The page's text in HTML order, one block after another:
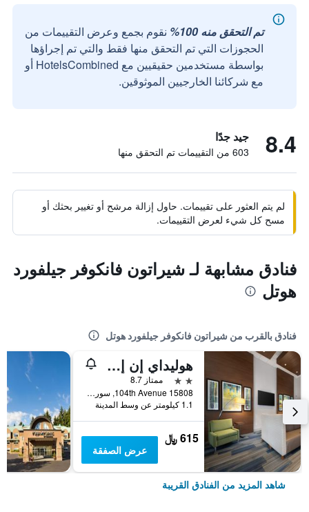
تم التحقق منه 100%
نقوم بجمع وعرض التقييمات من
الحجوزات التي تم التحقق منها فقط والتي تم إجراؤها
بواسطة مستخدمين حقيقيين مع HotelsCombined أو
مع شركائنا الخارجيين الموثوقين.
8.4 جيد جدًا
603 من التقييمات تم التحقق منها
لم يتم العثور على تقييمات. حاول إزالة مرشح أو تغيير بحثك أو
مسح كل شيء لعرض التقييمات.
فنادق مشابهة لـ شيراتون فانكوفر جيلفورد
هوتل
فنادق بالقرب من شيراتون فانكوفر جيلفورد هوتل
هوليداي إن إكسبرس آند سويتس سوري باي آيتش جي
2 نجمتين
ممتاز 8.7
15808 104th Avenue, سورراي, BC, كندا
1.1 كيلومتر عن وسط المدينة
615 ﷼
عرض الصفقة
شاهد المزيد من الفنادق القريبة